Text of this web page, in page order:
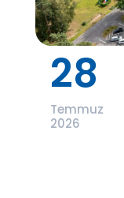
28
Temmuz
2026